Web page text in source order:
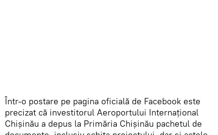
Într-o postare pe pagina oficială de Facebook este
precizat că investitorul Aeroportului Internațional
Chișinău a depus la Primăria Chișinău pachetul de